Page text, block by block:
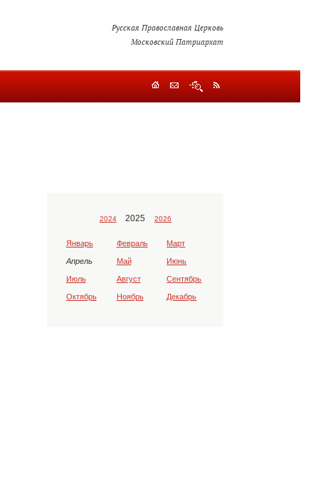
Русская Православная Церковь
Московский Патриархат
2024 2025 2026
Январь Февраль Март
Апрель Май Июнь
Июль Август Сентябрь
Октябрь Ноябрь Декабрь